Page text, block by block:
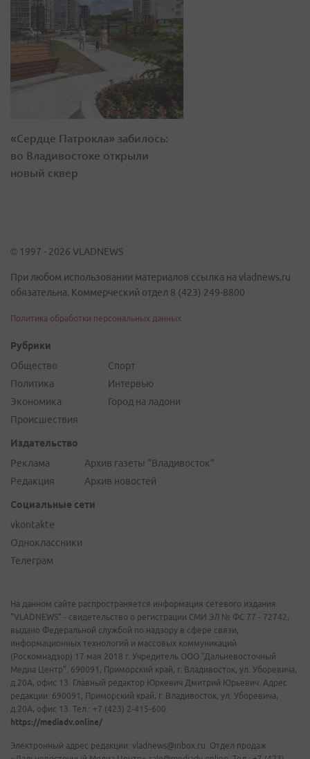
«Сердце Патрокла» забилось:
во Владивостоке открыли
новый сквер
© 1997 - 2026 VLADNEWS
При любом использовании материалов ссылка на vladnews.ru
обязательна. Коммерческий отдел 8 (423) 249-8800
Политика обработки персональных данных
Рубрики
Общество
Политика
Экономика
Происшествия
Спорт
Интервью
Город на ладони
Издательство
Реклама
Редакция
Архив газеты "Владивосток"
Архив новостей
Социальные сети
vkontakte
Одноклассники
Телеграм
На данном сайте распространяется информация сетевого издания
"VLADNEWS" - свидетельство о регистрации СМИ ЭЛ № ФС 77 - 72742,
выдано Федеральной службой по надзору в сфере связи,
информационных технологий и массовых коммуникаций
(Роскомнадзор) 17 мая 2018 г. Учредитель ООО "Дальневосточный
Медиа Центр". 690091, Приморский край, г. Владивосток, ул. Уборевича,
д.20А, офис 13. Главный редактор Юркевич Дмитрий Юрьевич. Адрес
редакции: 690091, Приморский край, г. Владивосток, ул. Уборевича,
д.20А, офис 13. Тел.: +7 (423) 2-415-600.
https://mediadv.online/
Электронный адрес редакции: vladnews@inbox.ru. Отдел продаж